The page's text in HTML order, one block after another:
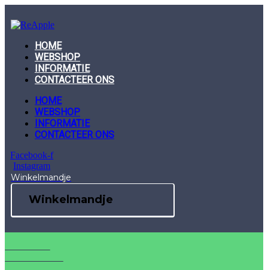
to
content
HOME
WEBSHOP
INFORMATIE
CONTACTEER ONS
HOME
WEBSHOP
INFORMATIE
CONTACTEER ONS
Facebook-f
Instagram
Winkelmandje
Winkelmandje